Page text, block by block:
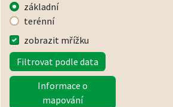
základní
terénní
zobrazit mřížku
Filtrovat podle data
Informace o
mapování